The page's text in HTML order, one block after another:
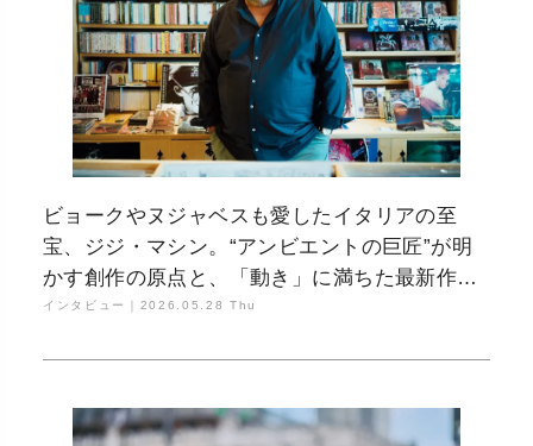
ビョークやヌジャベスも愛したイタリアの至
宝、ジジ・マシン。“アンビエントの巨匠”が明
かす創作の原点と、「動き」に満ちた最新作の
背景
インタビュー｜ 2026.05.28 Thu